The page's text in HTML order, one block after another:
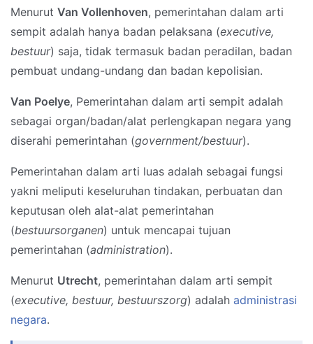
Menurut Van Vollenhoven, pemerintahan dalam arti
sempit adalah hanya badan pelaksana (executive,
bestuur) saja, tidak termasuk badan peradilan, badan
pembuat undang-undang dan badan kepolisian.
Van Poelye, Pemerintahan dalam arti sempit adalah
sebagai organ/badan/alat perlengkapan negara yang
diserahi pemerintahan (government/bestuur).
Pemerintahan dalam arti luas adalah sebagai fungsi
yakni meliputi keseluruhan tindakan, perbuatan dan
keputusan oleh alat-alat pemerintahan
(bestuursorganen) untuk mencapai tujuan
pemerintahan (administration).
Menurut Utrecht, pemerintahan dalam arti sempit
(executive, bestuur, bestuurszorg) adalah administrasi
negara.